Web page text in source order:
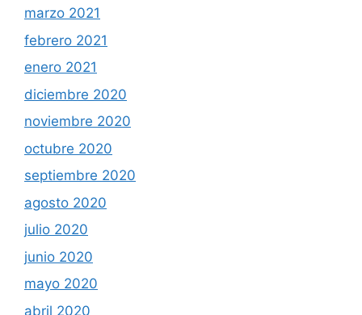
marzo 2021
febrero 2021
enero 2021
diciembre 2020
noviembre 2020
octubre 2020
septiembre 2020
agosto 2020
julio 2020
junio 2020
mayo 2020
abril 2020